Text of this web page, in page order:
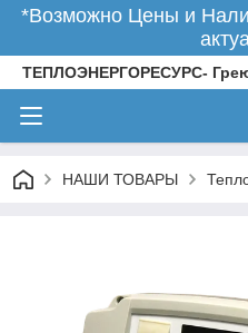
*Возможно Цены и
ТЕПЛОЭНЕРГОРЕСУРС-
НАШИ ТОВАРЫ